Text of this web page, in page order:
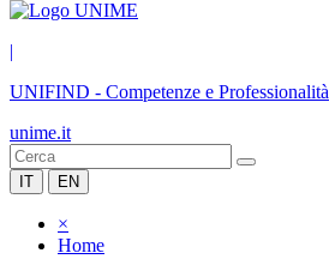
|
UNIFIND - Competenze e Professionalità
unime.it
IT EN
×
Home